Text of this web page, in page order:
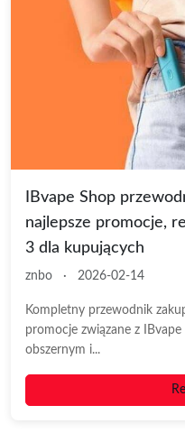
IBvape Shop
najlepsze promocje,
3 dla kupujących
znbo · 2026-02-14
Kompletny przewodnik
promocje związane z
obszernym i...